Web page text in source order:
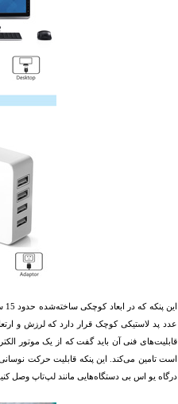
است تامین می‌کند. این پنکه قابلیت حرکت
درگاه یو اس بی دستگاه‌هایی مانند لپ‌تاپ وصل